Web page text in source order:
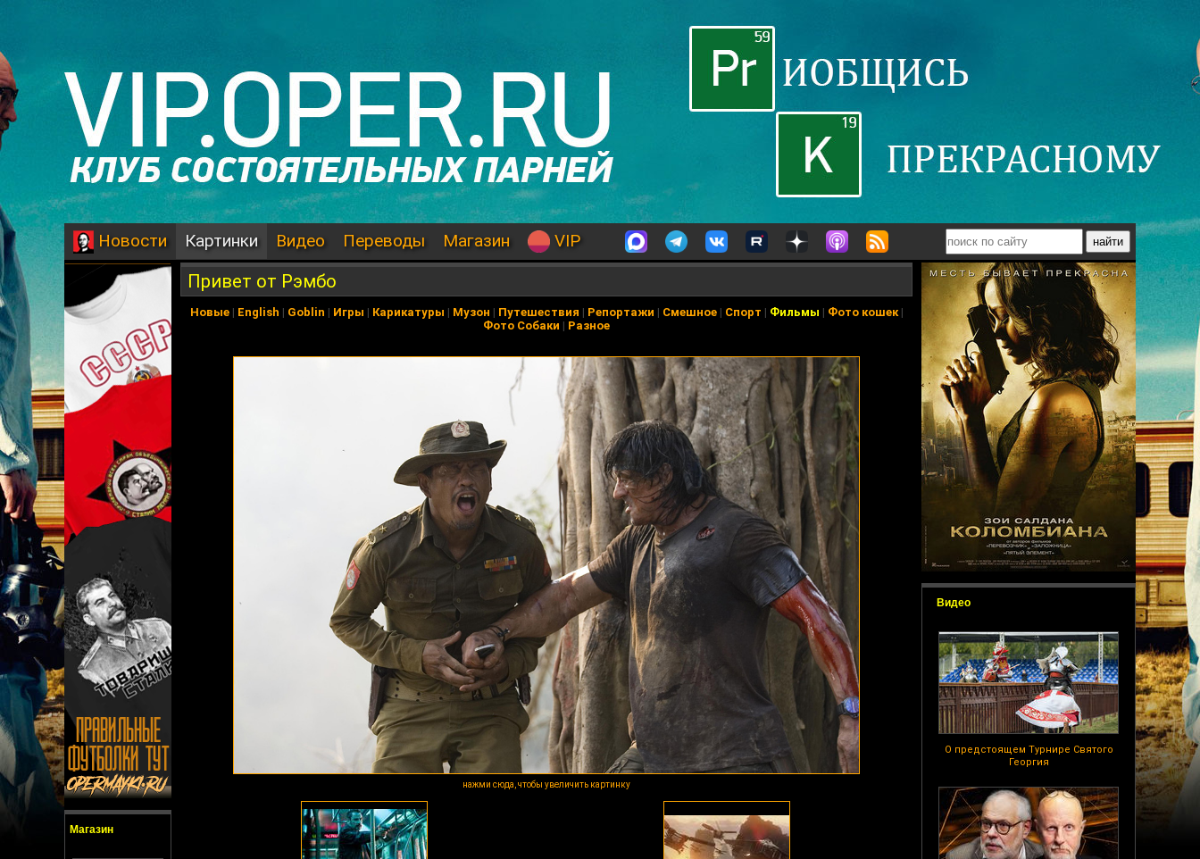
Новости Картинки Видео Переводы Магазин VIP
Магазин
Видео
О предстоящем Турнире Святого
Георгия
Привет от Рэмбо
Новые| English | Goblin | Игры | Карикатуры | Музон | Путешествия | Репортажи | Смешное| Спорт | Фильмы | Фото кошек|
Фото Собаки | Разное
нажми сюда, чтобы увеличить картинку